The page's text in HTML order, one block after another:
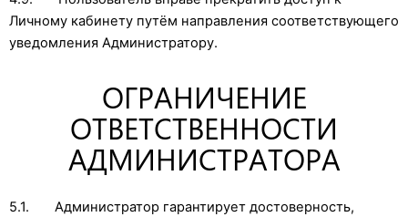
Личному кабинету путём направления соответствующего
уведомления Администратору.
ОГРАНИЧЕНИЕ
ОТВЕТСТВЕННОСТИ
АДМИНИСТРАТОРА
5.1. Администратор гарантирует достоверность,